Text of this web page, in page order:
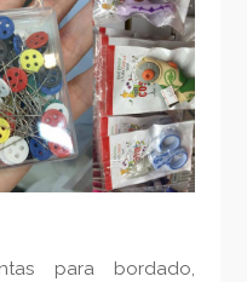
para bordado,